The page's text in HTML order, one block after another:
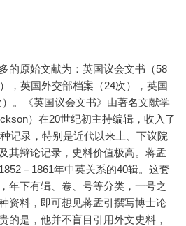
的原始文献为：英国议会文书（58
，英国外交部档案（24次），英国
。《英国议会文书》由著名文献学
）在20世纪初主持编辑，收入了
记录，特别是近代以来上、下议院
其辩论记录，史料价值极高。蒋孟
－1861年中英关系的40辑。这套
年下有辑、卷、号等分类，一号之
资料，即可想见蒋孟引撰写博士论
的是，他并不盲目引用外文史料，